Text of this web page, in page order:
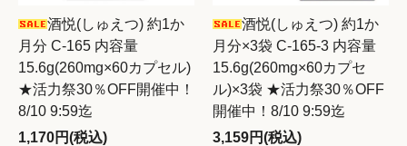
酒悦(しゅえつ) 約1か
月分 C-165 内容量
15.6g(260mg×60カプセル)
★活力祭30％OFF開催中！
8/10 9:59迄
1,170円(税込)
酒悦(しゅえつ) 約1か
月分×3袋 C-165-3 内容量
15.6g(260mg×60カプセ
ル)×3袋 ★活力祭30％OFF
開催中！8/10 9:59迄
3,159円(税込)